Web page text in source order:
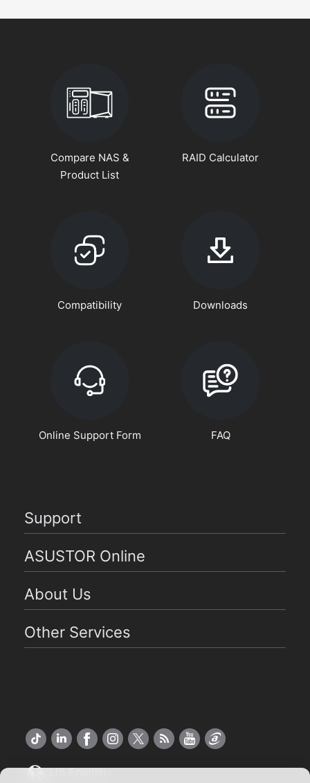
Compare NAS &
Product List
RAID Calculator
Compatibility Downloads
Online Support Form FAQ
Support
ASUSTOR Online
About Us
Other Services
US English